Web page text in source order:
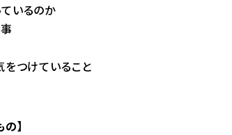
いるのか
をつけていること
】